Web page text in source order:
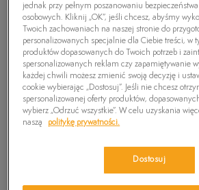
TIMBERLAND BLUZA BROWNS
HD
jednak przy pełnym poszanowaniu
osobowych. Kliknij „OK”, jeśli chcesz, abyśmy
Twoich zachowaniach na naszej stronie do
personalizowanych specjalnie dla Ciebie treści, w
produktów dopasowanych do Twoich potrzeb i
spersonalizowanych reklam czy zapamiętywanie
każdej chwili możesz zmienić swoją decyzję i
cookie wybierając „Dostosuj”. Jeśli nie chcesz
spersonalizowanej oferty produktów,
wybierz „Odrzuć wszystkie”. W celu uzyskania
naszą
politykę prywatności.
Dostosuj